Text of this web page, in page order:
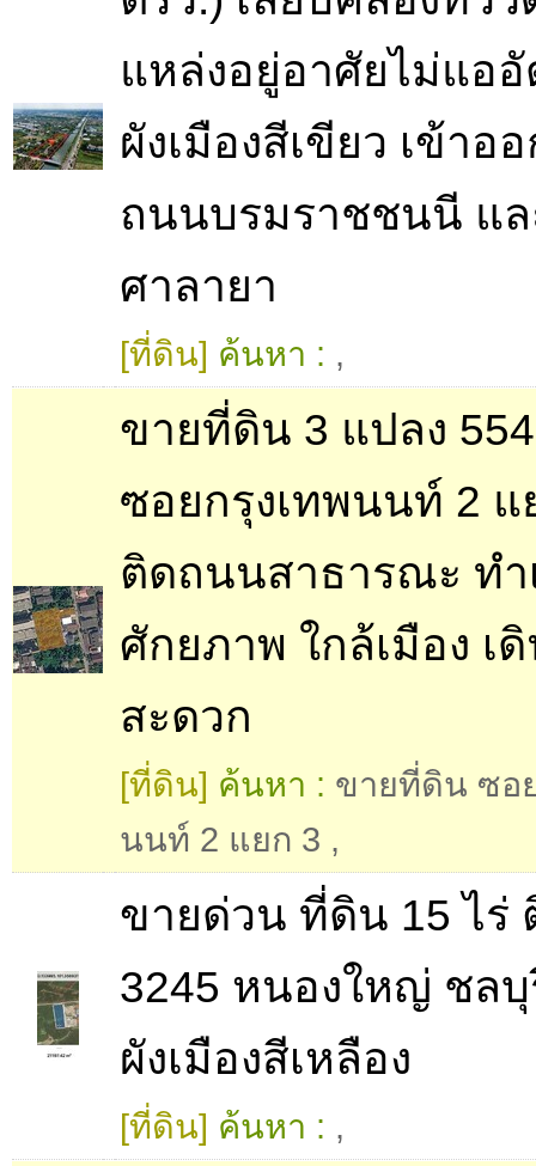
แหล่งอยู่อาศัยไม่แอ
ผังเมืองสีเขียว เข้าอ
ถนนบรมราชชนนี แ
ศาลายา
[ที่ดิน] ค้นหา : ,
ขายที่ดิน 3 แปลง
ซอยกรุงเทพนนท์ 2 แ
ติดถนนสาธารณะ ทำ
ศักยภาพ ใกล้เมือง เ
สะดวก
[ที่ดิน] ค้นหา : ขายที่ดิน ซอ
นนท์ 2 แยก 3 ,
ขายด่วน ที่ดิน 15 ไร่
3245 หนองใหญ่ ชล
ผังเมืองสีเหลือง
[ที่ดิน] ค้นหา : ,